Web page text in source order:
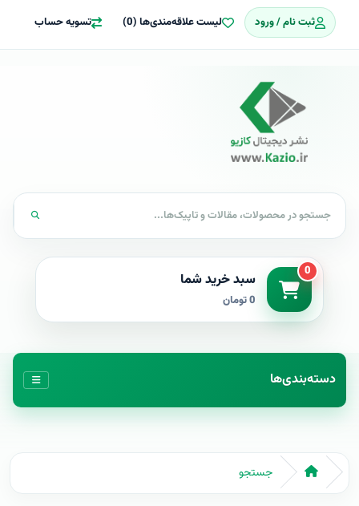
ثبت نام / ورود لیست علاقه‌مندی‌ها (0) تسویه حساب
0 سبد خرید شما
0 تومان
دسته‌بندی‌ها
جستجو